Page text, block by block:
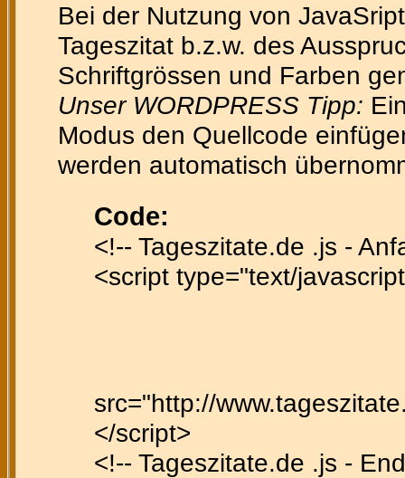
Bei der Nutzung von
Tageszitat b.z.w. des
Schriftgrössen und Farben
Unser WORDPRESS Tipp:
Modus den Quellcode
werden automatisch
Code:
<!-- Tageszitate.de .js -
<script type="text/
src="http://
</script>
<!-- Tageszitate.de .js -